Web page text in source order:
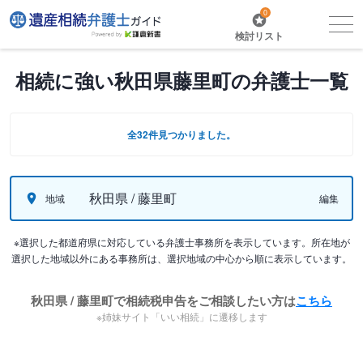
0
検討リスト
相続に強い秋田県藤里町の弁護士一覧
全32件見つかりました。
地域 秋田県 / 藤里町 編集
※選択した都道府県に対応している弁護士事務所を表示しています。所在地が
選択した地域以外にある事務所は、選択地域の中心から順に表示しています。
秋田県 / 藤里町で相続税申告をご相談したい方はこちら
※姉妹サイト「いい相続」に遷移します